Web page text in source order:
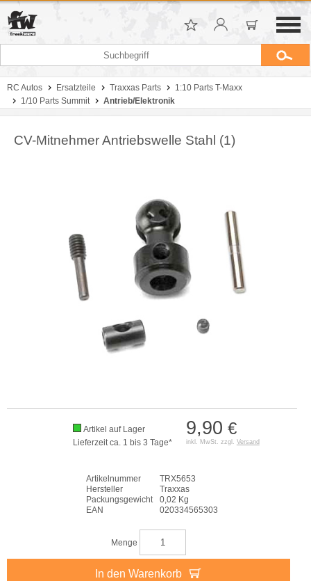
RC Autos Ersatzteile Traxxas Parts
1:10 Parts T-Maxx
1/10 Parts Summit
Antrieb/Elektronik
CV-Mitnehmer Antriebswelle Stahl (1)
9,90 €
inkl. MwSt. zzgl. Versand
Artikel auf Lager
Lieferzeit ca. 1 bis 3 Tage*
Artikelnummer
TRX5653
Hersteller
Traxxas
Packungsgewicht
0,02 Kg
EAN
020334565303
Menge
In den Warenkorb